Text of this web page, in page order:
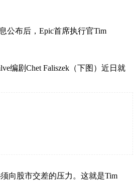
公布后，Epic首席执行官Tim
编剧Chet Faliszek（下图）近日就
向股市交差的压力。这就是Tim